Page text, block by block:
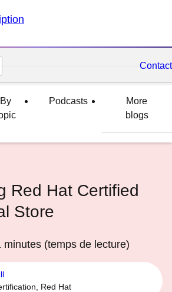
Contact
By
Podcasts
More
blogs
Red Hat Certified
Store
minutes (temps de lecture)
Red Hat